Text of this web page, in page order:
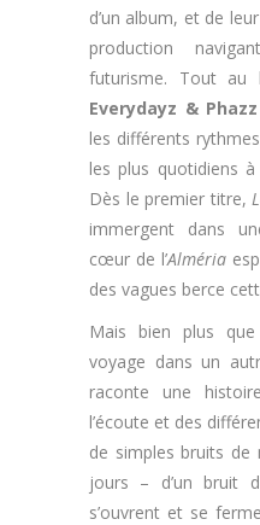
d’un album, et de
production
futurisme. Tout
Everydayz & Phazz
les différents
les plus quotidiens
Dès le premier titre,
immergent dans
cœur de l’Alméria
des vagues berce
Mais bien plus
voyage dans un
raconte une
l’écoute et des
de simples bruits
jours – d’un bruit
s’ouvrent et se